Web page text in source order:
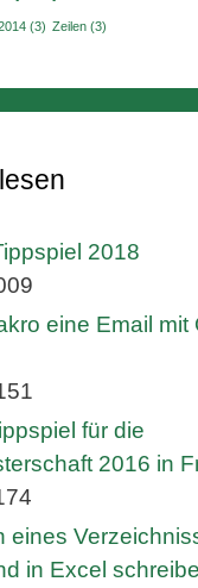
(3) Zeilen (3)
2018
eine Email mit
für die
2016 in
eines
in Excel